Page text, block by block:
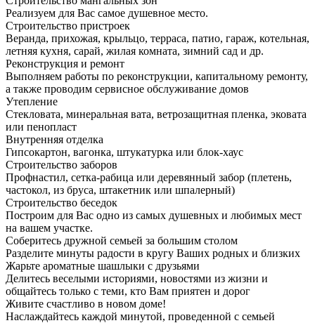
Реализуем для Вас самое душевное место.
Строительство пристроек
Веранда, прихожая, крыльцо, терраса, патио, гараж, котельная,
летняя кухня, сарай, жилая комната, зимний сад и др.
Реконструкция и ремонт
Выполняем работы по реконструкции, капитальному ремонту,
а также проводим сервисное обслуживание домов
Утепление
Стекловата, минеральная вата, ветрозащитная пленка, эковата
или пенопласт
Внутренняя отделка
Гипсокартон, вагонка, штукатурка или блок-хаус
Строительство заборов
Профнастил, сетка-рабица или деревянный забор (плетень,
частокол, из бруса, штакетник или шпалерный)
Строительство беседок
Построим для Вас одно из самых душевных и любимых мест
на вашем участке.
Соберитесь дружной семьей за большим столом
Разделите минуты радости в кругу Ваших родных и близких
Жарьте ароматные шашлыки с друзьями
Делитесь веселыми историями, новостями из жизни и
общайтесь только с теми, кто Вам приятен и дорог
Живите счастливо в новом доме!
Наслаждайтесь каждой минутой, проведенной с семьей